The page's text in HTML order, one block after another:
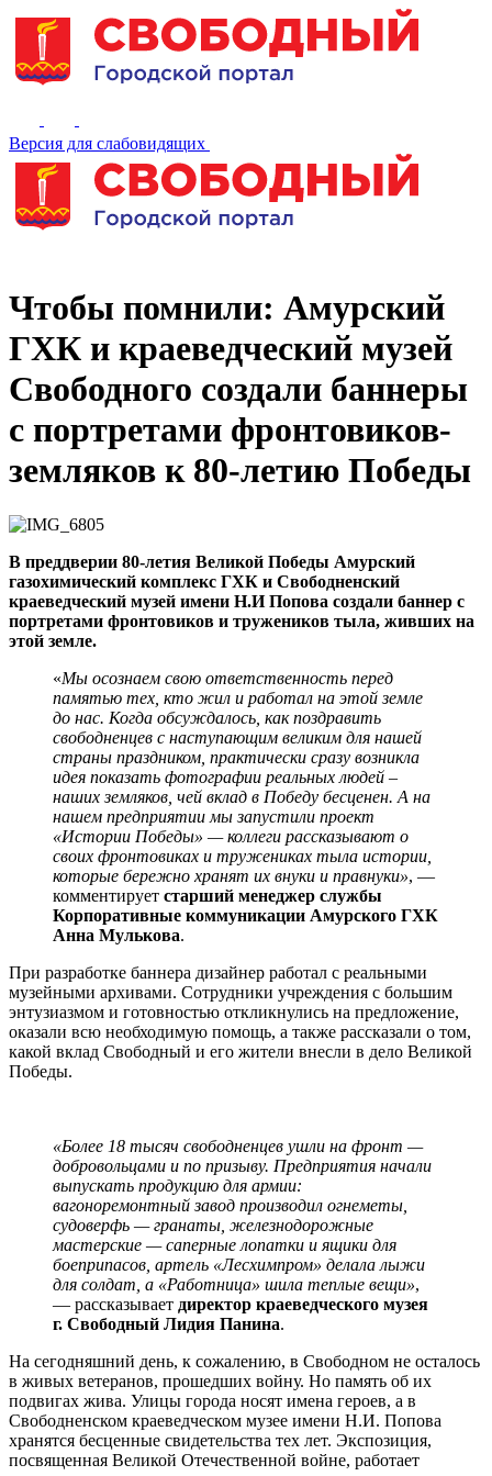
Версия для слабовидящих
Чтобы помнили: Амурский
ГХК и краеведческий музей
Свободного создали баннеры
с портретами фронтовиков-
земляков к 80-летию Победы
В преддверии 80-летия Великой Победы Амурский
газохимический комплекс ГХК и Свободненский
краеведческий музей имени Н.И Попова создали баннер с
портретами фронтовиков и тружеников тыла, живших на
этой земле.
«Мы осознаем свою ответственность перед
памятью тех, кто жил и работал на этой земле
до нас. Когда обсуждалось, как поздравить
свободненцев с наступающим великим для нашей
страны праздником, практически сразу возникла
идея показать фотографии реальных людей –
наших земляков, чей вклад в Победу бесценен. А на
нашем предприятии мы запустили проект
«Истории Победы» — коллеги рассказывают о
своих фронтовиках и тружениках тыла истории,
которые бережно хранят их внуки и правнуки», —
комментирует старший менеджер службы
Корпоративные коммуникации Амурского ГХК
Анна Мулькова.
При разработке баннера дизайнер работал с реальными
музейными архивами. Сотрудники учреждения c большим
энтузиазмом и готовностью откликнулись на предложение,
оказали всю необходимую помощь, а также рассказали о том,
какой вклад Свободный и его жители внесли в дело Великой
Победы.
«Более 18 тысяч свободненцев ушли на фронт —
добровольцами и по призыву. Предприятия начали
выпускать продукцию для армии:
вагоноремонтный завод производил огнеметы,
судоверфь — гранаты, железнодорожные
мастерские — саперные лопатки и ящики для
боеприпасов, артель «Лесхимпром» делала лыжи
для солдат, а «Работница» шила теплые вещи»,
— рассказывает директор краеведческого музея
г. Свободный Лидия Панина.
На сегодняшний день, к сожалению, в Свободном не осталось
в живых ветеранов, прошедших войну. Но память об их
подвигах жива. Улицы города носят имена героев, а в
Свободненском краеведческом музее имени Н.И. Попова
хранятся бесценные свидетельства тех лет. Экспозиция,
посвященная Великой Отечественной войне, работает